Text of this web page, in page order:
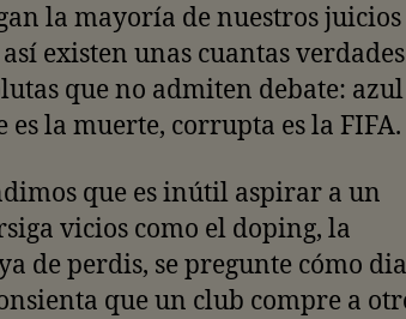
la mayoría de nuestros
existen unas cuantas verdades
que no admiten debate: azul
la muerte, corrupta es la FIFA.
que es inútil aspirar a un
vicios como el doping, la
de perdis, se pregunte cómo
que un club compre a